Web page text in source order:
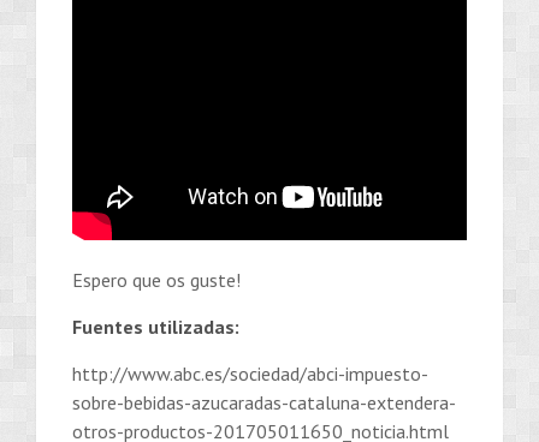
Espero que os guste!
Fuentes utilizadas:
http://www.abc.es/sociedad/abci-impuesto-
sobre-bebidas-azucaradas-cataluna-extendera-
otros-productos-201705011650_noticia.html